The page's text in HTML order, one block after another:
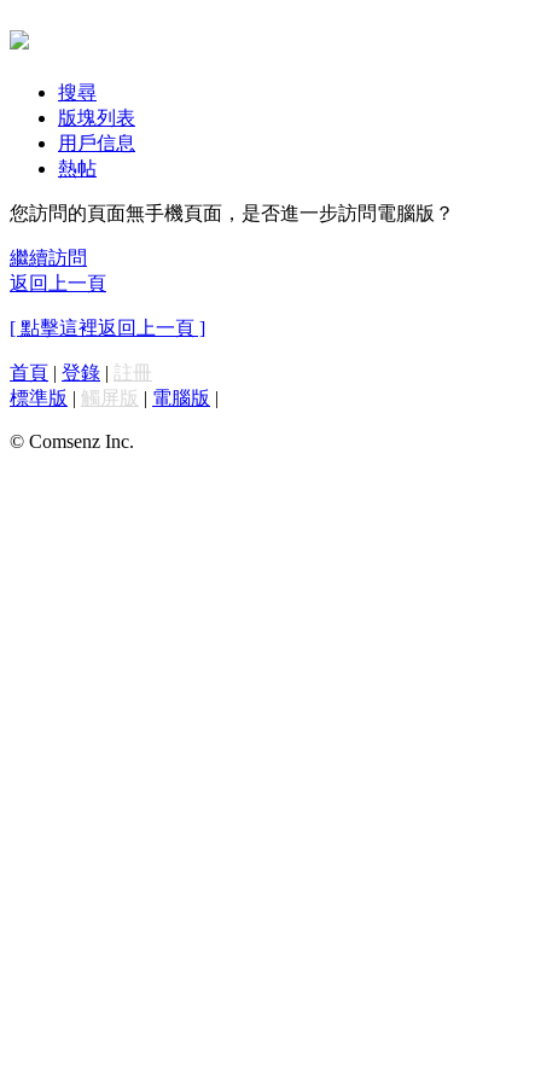
搜尋
版塊列表
用戶信息
熱帖
您訪問的頁面無手機頁面，是否進一步訪問電腦版？
繼續訪問
返回上一頁
[ 點擊這裡返回上一頁 ]
首頁 | 登錄 | 註冊
標準版 | 觸屏版 | 電腦版 |
© Comsenz Inc.